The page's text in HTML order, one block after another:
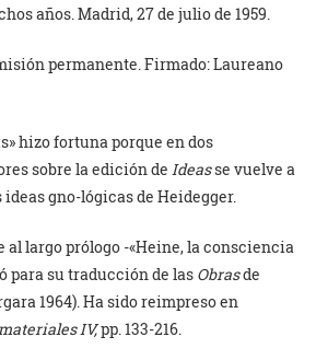
años. Madrid, 27 de julio de 1959.
permanente. Firmado: Laureano
hizo fortuna porque en dos
sobre la edición de Ideasse vuelve a
gno-lógicas de Heidegger.
al largo prólogo -«Heine, la consciencia
para su traducción de las Obrasde
1964). Ha sido reimpreso en
IV,pp. 133-216.